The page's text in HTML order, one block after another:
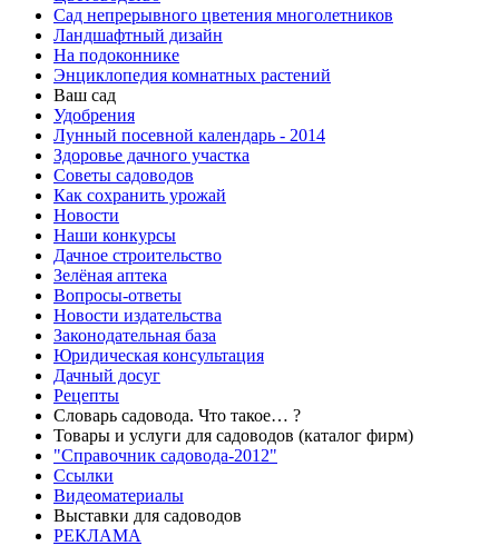
Сад непрерывного цветения многолетников
Ландшафтный дизайн
На подоконнике
Энциклопедия комнатных растений
Ваш сад
Удобрения
Лунный посевной календарь - 2014
Здоровье дачного участка
Советы садоводов
Как сохранить урожай
Новости
Наши конкурсы
Дачное строительство
Зелёная аптека
Вопросы-ответы
Новости издательства
Законодательная база
Юридическая консультация
Дачный досуг
Рецепты
Словарь садовода. Что такое… ?
Товары и услуги для садоводов (каталог фирм)
"Справочник садовода-2012"
Ссылки
Видеоматериалы
Выставки для садоводов
РЕКЛАМА